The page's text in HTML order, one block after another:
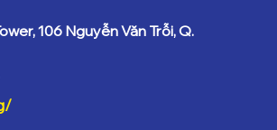
106 Nguyễn Văn Trỗi, Q.